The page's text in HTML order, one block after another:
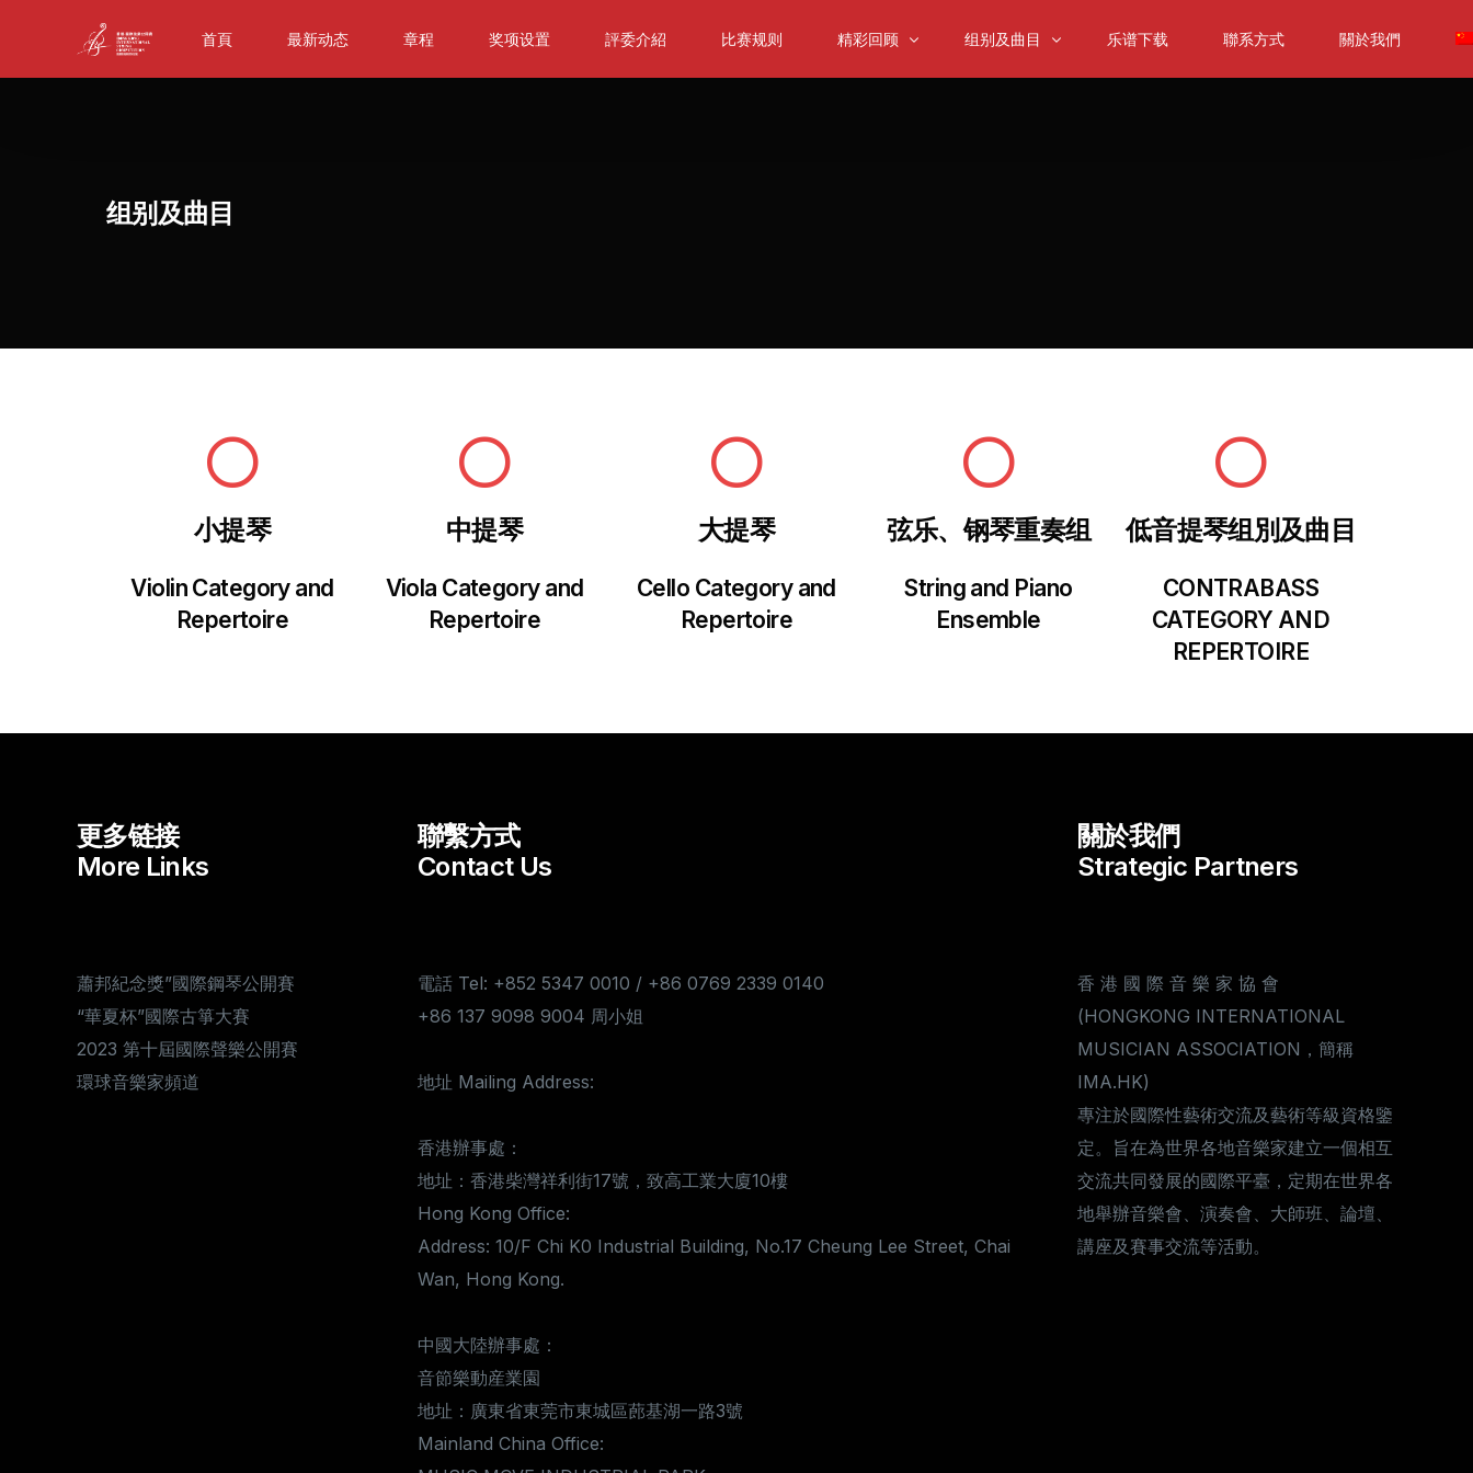
首頁 最新动态 章程 奖项设置 評委介紹 比赛规则 精彩回顾 组别及曲目 乐谱下载 聯系方式 關於我們
组别及曲目
小提琴
Violin Category and
Repertoire
中提琴
Viola Category and
Repertoire
大提琴
Cello Category and
Repertoire
弦乐、钢琴重奏组
String and Piano
Ensemble
低音提琴组別及曲目
CONTRABASS
CATEGORY AND
REPERTOIRE
更多链接
More Links
蕭邦紀念獎”國際鋼琴公開賽
“華夏杯”國際古箏大賽
2023 第十屆國際聲樂公開賽
環球音樂家頻道
聯繫方式
Contact Us
電話 Tel: +852 5347 0010 / +86 0769 2339 0140
+86 137 9098 9004 周小姐
地址 Mailing Address:
香港辦事處：
地址：香港柴灣祥利街17號，致高工業大廈10樓
Hong Kong Office:
Address: 10/F Chi K0 Industrial Building, No.17 Cheung Lee Street, Chai
Wan, Hong Kong.
中國大陸辦事處：
音節樂動産業園
地址：廣東省東莞市東城區蓢基湖一路3號
Mainland China Office:
關於我們
Strategic Partners
香 港 國 際 音 樂 家 協 會
(HONGKONG INTERNATIONAL
MUSICIAN ASSOCIATION，簡稱
IMA.HK)
專注於國際性藝術交流及藝術等級資格鑒
定。旨在為世界各地音樂家建立一個相互
交流共同發展的國際平臺，定期在世界各
地舉辦音樂會、演奏會、大師班、論壇、
講座及賽事交流等活動。